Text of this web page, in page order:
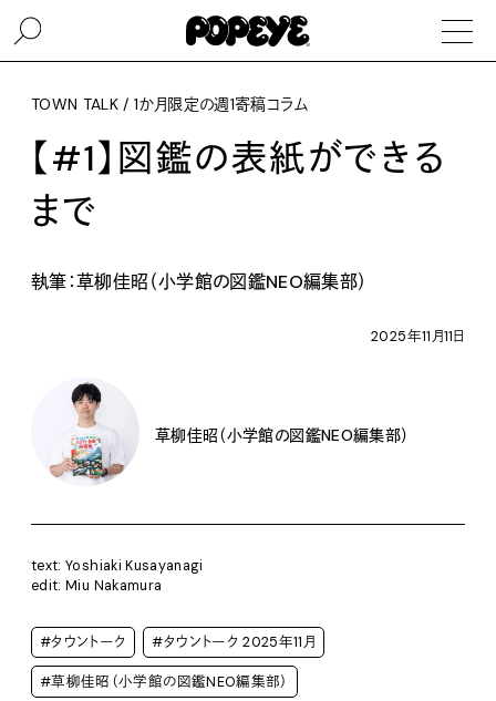
TOWN TALK / 1か月限定の週1寄稿コラム
【#1】図鑑の表紙ができる
まで
執筆：草柳佳昭（小学館の図鑑NEO編集部）
2025年11月11日
草柳佳昭（小学館の図鑑NEO編集部）
text: Yoshiaki Kusayanagi
edit: Miu Nakamura
#タウントーク #タウントーク 2025年11月
#草柳佳昭（小学館の図鑑NEO編集部）